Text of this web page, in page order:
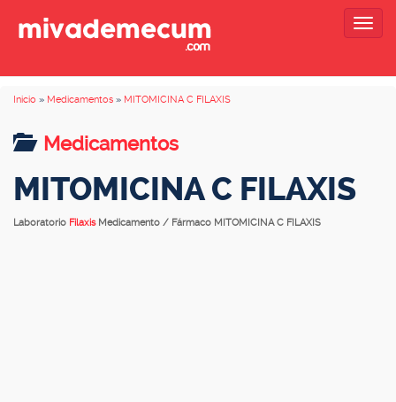
Inicio » Medicamentos » MITOMICINA C FILAXIS
Medicamentos
MITOMICINA C FILAXIS
Laboratorio Filaxis Medicamento / Fármaco MITOMICINA C FILAXIS